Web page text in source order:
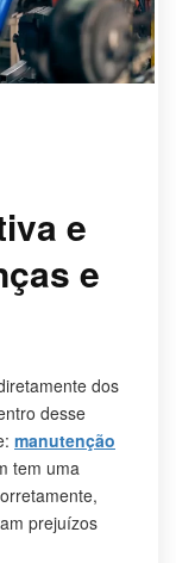
e
e
dos
desse
manutenção
tem uma
prejuízos